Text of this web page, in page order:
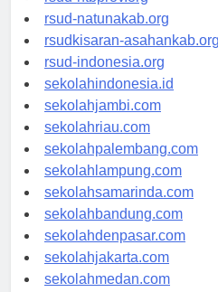
rsud-ntbprov.org
rsud-natunakab.org
rsudkisaran-asahankab.org
rsud-indonesia.org
sekolahindonesia.id
sekolahjambi.com
sekolahriau.com
sekolahpalembang.com
sekolahlampung.com
sekolahsamarinda.com
sekolahbandung.com
sekolahdenpasar.com
sekolahjakarta.com